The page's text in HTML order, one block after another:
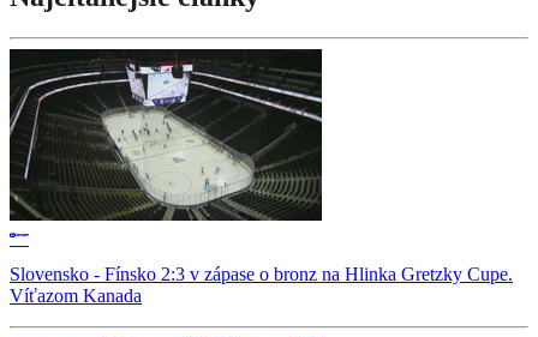
Slovensko - Fínsko 2:3 v zápase o bronz na Hlinka Gretzky Cupe.
Víťazom Kanada